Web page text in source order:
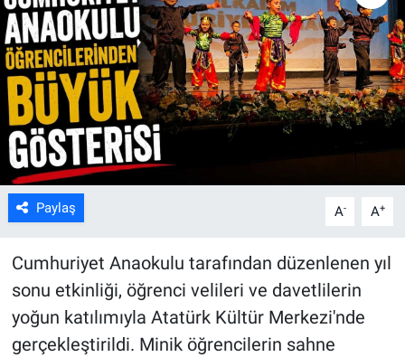
Paylaş A- A+
Cumhuriyet Anaokulu tarafından düzenlenen yıl
sonu etkinliği, öğrenci velileri ve davetlilerin
yoğun katılımıyla Atatürk Kültür Merkezi'nde
gerçekleştirildi. Minik öğrencilerin sahne
Bilim ve Teknoloji
Genel